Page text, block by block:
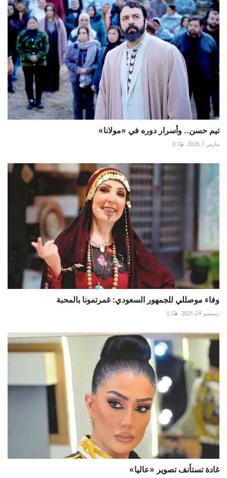
تيم حسن.. وأسرار دوره في «مولانا»
مارس 7, 2026 0
وفاء موصللي للجمهور السعودي: غمرتمونا بالمحبة
ديسمبر 24, 2025 0
غادة تستأنف تصوير «عاليا»